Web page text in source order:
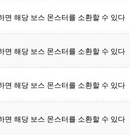
면 해당 보스 몬스터를 소환할 수 있다
면 해당 보스 몬스터를 소환할 수 있다
면 해당 보스 몬스터를 소환할 수 있다
면 해당 보스 몬스터를 소환할 수 있다